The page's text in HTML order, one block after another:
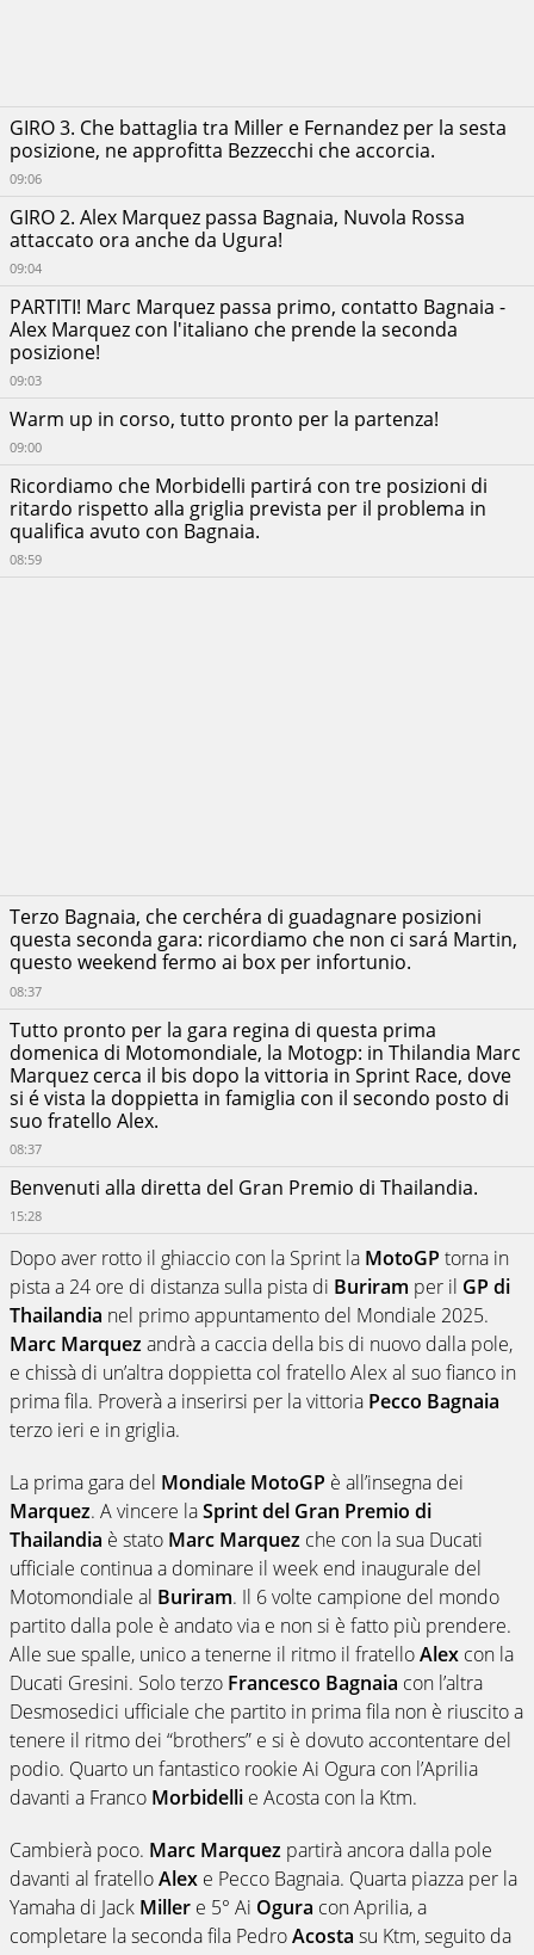
GIRO 3. Che battaglia tra Miller e Fernandez per la sesta
posizione, ne approfitta Bezzecchi che accorcia.
09:06
GIRO 2. Alex Marquez passa Bagnaia, Nuvola Rossa
attaccato ora anche da Ugura!
09:04
PARTITI! Marc Marquez passa primo, contatto Bagnaia -
Alex Marquez con l'italiano che prende la seconda
posizione!
09:03
Warm up in corso, tutto pronto per la partenza!
09:00
Ricordiamo che Morbidelli partirá con tre posizioni di
ritardo rispetto alla griglia prevista per il problema in
qualifica avuto con Bagnaia.
08:59
Terzo Bagnaia, che cerchéra di guadagnare posizioni
questa seconda gara: ricordiamo che non ci sará Martin,
questo weekend fermo ai box per infortunio.
08:37
Tutto pronto per la gara regina di questa prima
domenica di Motomondiale, la Motogp: in Thilandia Marc
Marquez cerca il bis dopo la vittoria in Sprint Race, dove
si é vista la doppietta in famiglia con il secondo posto di
suo fratello Alex.
08:37
Benvenuti alla diretta del Gran Premio di Thailandia.
15:28
Dopo aver rotto il ghiaccio con la Sprint la MotoGP torna in
pista a 24 ore di distanza sulla pista di Buriram per il GP di
Thailandia nel primo appuntamento del Mondiale 2025.
Marc Marquez andrà a caccia della bis di nuovo dalla pole,
e chissà di un’altra doppietta col fratello Alex al suo fianco in
prima fila. Proverà a inserirsi per la vittoria Pecco Bagnaia
terzo ieri e in griglia.
La prima gara del Mondiale MotoGP è all’insegna dei
Marquez. A vincere laSprint del Gran Premio di
Thailandia è stato Marc Marquez che con la sua Ducati
ufficiale continua a dominare il week end inaugurale del
Motomondiale al Buriram. Il 6 volte campione del mondo
partito dalla pole è andato via e non si è fatto più prendere.
Alle sue spalle, unico a tenerne il ritmo il fratelloAlex con la
Ducati Gresini. Solo terzo Francesco Bagnaia con l’altra
Desmosedici ufficiale che partito in prima fila non è riuscito a
tenere il ritmo dei “brothers” e si è dovuto accontentare del
podio. Quarto un fantastico rookie Ai Ogura con l’Aprilia
davanti a Franco Morbidelli e Acosta con la Ktm.
Cambierà poco. Marc Marquez partirà ancora dalla pole
davanti al fratelloAlex e Pecco Bagnaia. Quarta piazza per la
Yamaha di Jack Miller e 5° Ai Ogura con Aprilia, a
completare la seconda fila PedroAcosta su Ktm, seguito da